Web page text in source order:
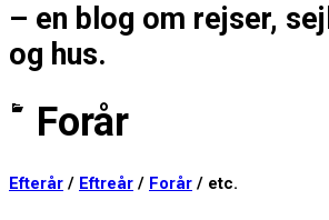
– en blog om rejser,
og hus.
Forår
Efterår / Eftreår / Forår / etc.